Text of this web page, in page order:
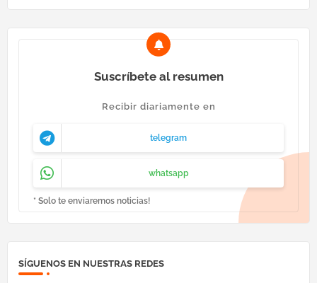
Suscríbete al resumen
Recibir diariamente en
telegram
whatsapp
* Solo te enviaremos noticias!
SÍGUENOS EN NUESTRAS REDES